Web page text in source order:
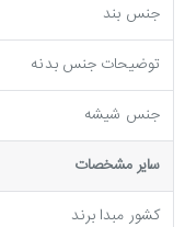
جنس بند
توضيحات جنس بدنه
جنس شیشه
ساير مشخصات
کشور مبدا برند